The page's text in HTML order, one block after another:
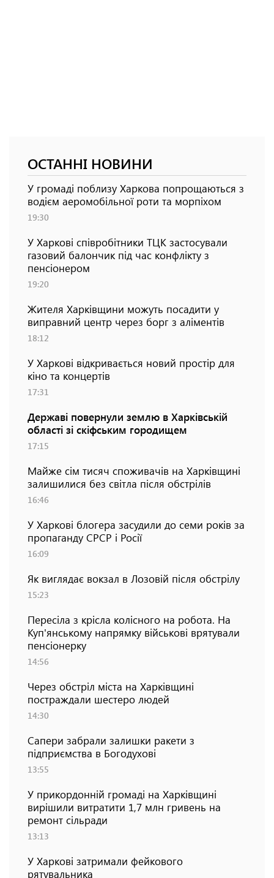
ОСТАННІ НОВИНИ
У громаді поблизу Харкова попрощаються з
водієм аеромобільної роти та морпіхом
19:30
У Харкові співробітники ТЦК застосували
газовий балончик під час конфлікту з
пенсіонером
19:20
Жителя Харківщини можуть посадити у
виправний центр через борг з аліментів
18:12
У Харкові відкривається новий простір для
кіно та концертів
17:31
Державі повернули землю в Харківській
області зі скіфським городищем
17:15
Майже сім тисяч споживачів на Харківщині
залишилися без світла після обстрілів
16:46
У Харкові блогера засудили до семи років за
пропаганду СРСР і Росії
16:09
Як виглядає вокзал в Лозовій після обстрілу
15:23
Пересіла з крісла колісного на робота. На
Куп'янському напрямку військові врятували
пенсіонерку
14:56
Через обстріл міста на Харківщині
постраждали шестеро людей
14:30
Сапери забрали залишки ракети з
підприємства в Богодухові
13:55
У прикордонній громаді на Харківщині
вирішили витратити 1,7 млн гривень на
ремонт сільради
13:13
У Харкові затримали фейкового
рятувальника